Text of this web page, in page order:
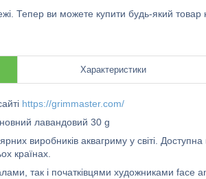
Тепер ви можете купити будь-який
Характеристики
https://grimmaster.com/
лавандовий 30 g
виробників аквагриму у світі. Доступна
країнах.
так і початківцями художниками face